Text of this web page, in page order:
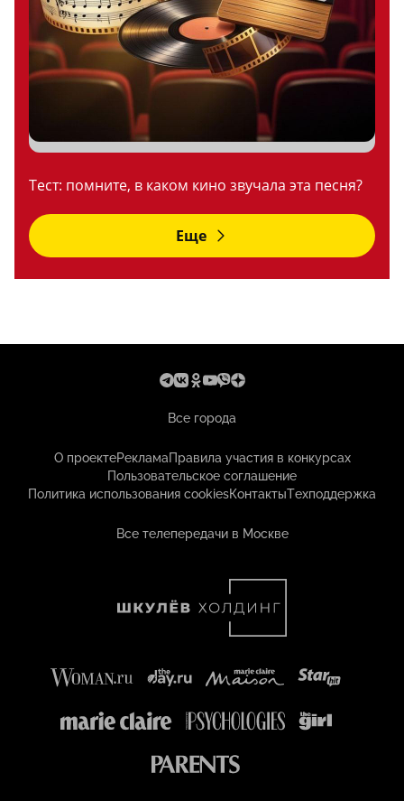
Тест: помните, в каком кино звучала эта песня?
Еще
Все города
О проектеРекламаПравила участия в конкурсах
Пользовательское соглашение
Политика использования cookiesКонтактыТехподдержка
Все телепередачи в Москве